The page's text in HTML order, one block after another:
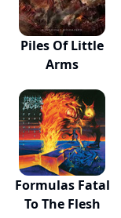
Piles Of Little
Arms
Formulas Fatal
To The Flesh